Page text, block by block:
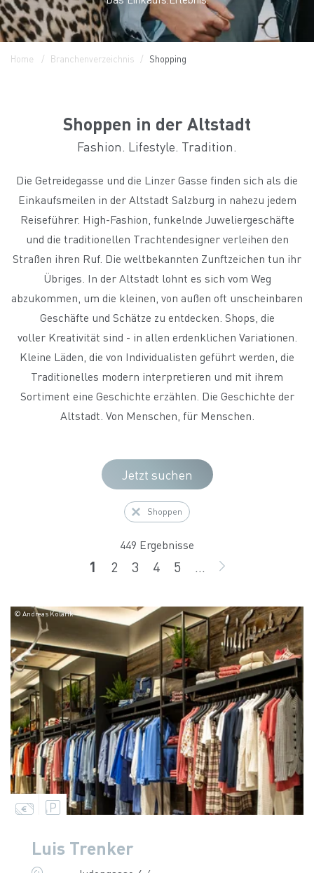
Home Branchenverzeichnis Shopping
Shoppen in der Altstadt
Fashion. Lifestyle. Tradition.
Die Getreidegasse und die Linzer Gasse finden sich als die
Einkaufsmeilen in der Altstadt Salzburg in nahezu jedem
Reiseführer. High-Fashion, funkelnde Juweliergeschäfte
und die traditionellen Trachtendesigner verleihen den
Straßen ihren Ruf. Die weltbekannten Zunftzeichen tun ihr
Übriges. In der Altstadt lohnt es sich vom Weg
abzukommen, um die kleinen, von außen oft unscheinbaren
Geschäfte und Schätze zu entdecken. Shops, die
voller Kreativität sind - in allen erdenklichen Variationen.
Kleine Läden, die von Individualisten geführt werden, die
Traditionelles modern interpretieren und mit ihrem
Sortiment eine Geschichte erzählen. Die Geschichte der
Altstadt. Von Menschen, für Menschen.
Jetzt suchen
Shoppen
449 Ergebnisse
Seite
1 Seite
2 Seite
3 Seite
4 Seite
5 ... WEITER
© Andreas Kolarik
Luis Trenker